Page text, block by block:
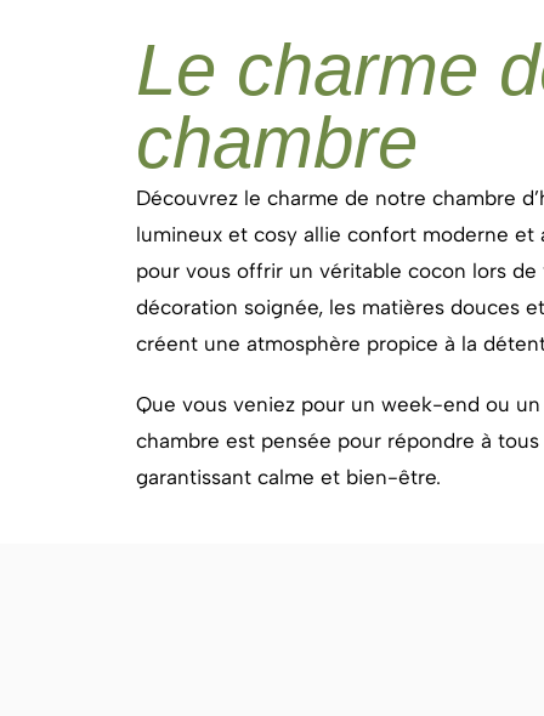
Le charme
chambre
Découvrez le charme de notre chambre
lumineux et cosy allie confort moderne et
pour vous offrir un véritable cocon lors de
décoration soignée, les matières douces
créent une atmosphère propice à la
Que vous veniez pour un week-end ou
chambre est pensée pour répondre à
garantissant calme et bien-être.